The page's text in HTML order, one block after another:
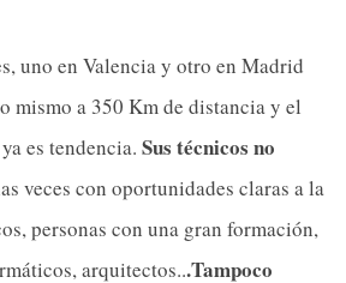
uno en Valencia y otro en Madrid
mismo a 350 Km de distancia y el
es tendencia. Sus técnicos no
veces con oportunidades claras a la
personas con una gran formación,
arquitectos...Tampoco